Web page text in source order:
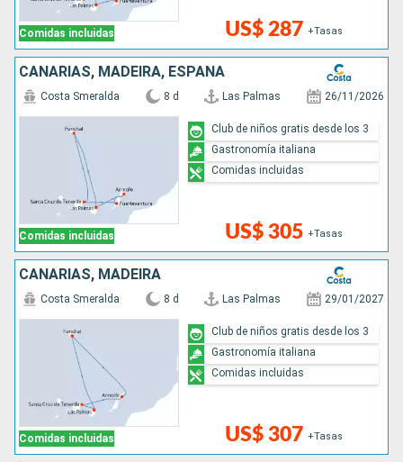
Comidas incluidas US$ 287 +Tasas
CANARIAS, MADEIRA, ESPAÑA
Comidas incluidas
Costa Smeralda 8 d Las Palmas 26/11/2026
US$ 305 +Tasas
Club de niños gratis desde los 3
Gastronomía italiana
Comidas incluidas
CANARIAS, MADEIRA
Comidas incluidas
Costa Smeralda 8 d Las Palmas 29/01/2027
US$ 307 +Tasas
Club de niños gratis desde los 3
Gastronomía italiana
Comidas incluidas